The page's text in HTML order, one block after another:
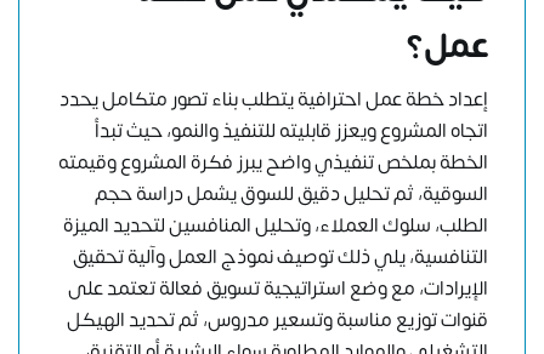
عمل؟
إعداد خطة عمل احترافية يتطلب بناء تصور متكامل يحدد
اتجاه المشروع ويعزز قابليته للتنفيذ والنمو، حيث تبدأ
الخطة بملخص تنفيذي واضح يبرز فكرة المشروع وقيمته
السوقية، ثم تحليل دقيق للسوق يشمل دراسة حجم
الطلب، سلوك العملاء، وتحليل المنافسين لتحديد الميزة
التنافسية، يلي ذلك توصيف نموذج العمل وآلية تحقيق
الإيرادات، مع وضع استراتيجية تسويق فعالة تعتمد على
قنوات توزيع مناسبة وتسعير مدروس، ثم تحديد الهيكل